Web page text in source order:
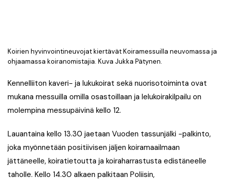
Koirien hyvinvointineuvojat kiertävät Koiramessuilla neuvomassa ja
ohjaamassa koiranomistajia. Kuva Jukka Pätynen.
Kennelliiton kaveri- ja lukukoirat sekä nuorisotoiminta ovat
mukana messuilla omilla osastoillaan ja lelukoirakilpailu on
molempina messupäivinä kello 12.
Lauantaina kello 13.30 jaetaan Vuoden tassunjälki -palkinto,
joka myönnetään positiivisen jäljen koiramaailmaan
jättäneelle, koiratietoutta ja koiraharrastusta edistäneelle
taholle. Kello 14.30 alkaen palkitaan Poliisin,